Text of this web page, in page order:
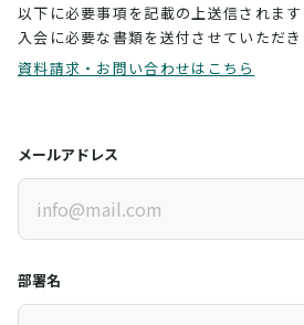
以下に必要事項を記載の上送信されます
入会に必要な書類を送付させていただき
資料請求・お問い合わせはこちら
メールアドレス
部署名